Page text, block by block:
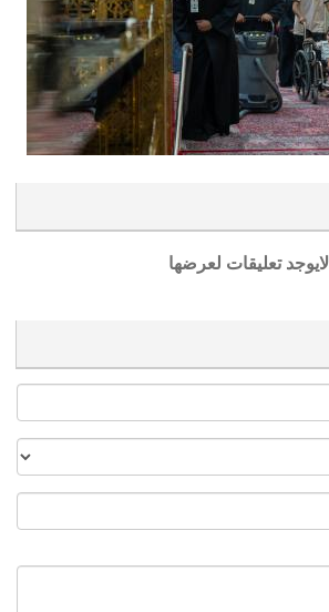
لايوجد تعليقات لعرضها